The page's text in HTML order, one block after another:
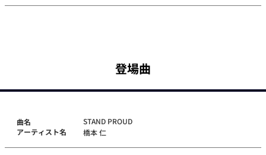
登場曲
曲名
アーティスト名
STAND PROUD
橋本 仁